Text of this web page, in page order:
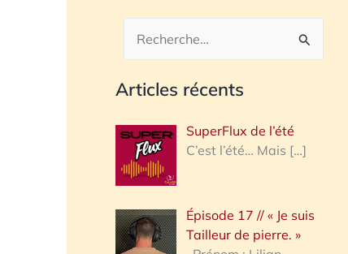
c
h
r
h
e
Articles récents
SuperFlux de l’été
C’est l’été… Mais […]
Épisode 17 // « Je suis
Tailleur de pierre. »